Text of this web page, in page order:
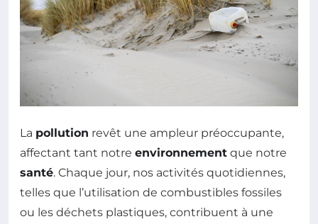
La pollution revêt une ampleur préoccupante,
affectant tant notre environnement que notre
santé. Chaque jour, nos activités quotidiennes,
telles que l’utilisation de combustibles fossiles
ou les déchets plastiques, contribuent à une